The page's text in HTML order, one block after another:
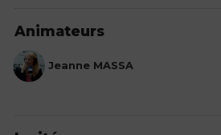
Animateurs
Jeanne MASSA